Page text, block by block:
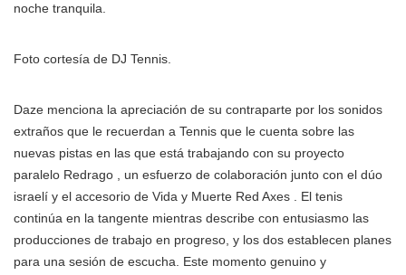
noche tranquila.
Foto cortesía de DJ Tennis.
Daze menciona la apreciación de su contraparte por los sonidos
extraños que le recuerdan a Tennis que le cuenta sobre las
nuevas pistas en las que está trabajando con su proyecto
paralelo Redrago , un esfuerzo de colaboración junto con el dúo
israelí y el accesorio de Vida y Muerte Red Axes . El tenis
continúa en la tangente mientras describe con entusiasmo las
producciones de trabajo en progreso, y los dos establecen planes
para una sesión de escucha. Este momento genuino y